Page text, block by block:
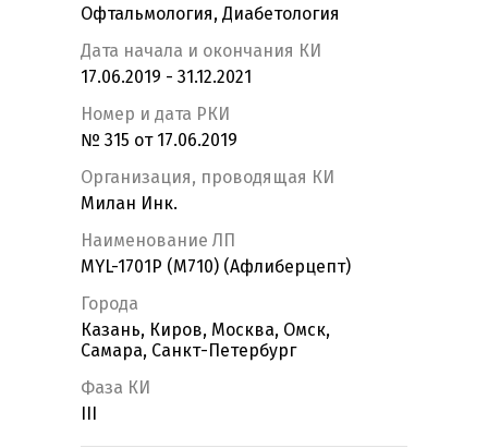
Офтальмология, Диабетология
Дата начала и окончания КИ
17.06.2019 - 31.12.2021
Номер и дата РКИ
№ 315 от 17.06.2019
Организация, проводящая КИ
Милан Инк.
Наименование ЛП
MYL-1701P (M710) (Афлиберцепт)
Города
Казань, Киров, Москва, Омск,
Самара, Санкт-Петербург
Фаза КИ